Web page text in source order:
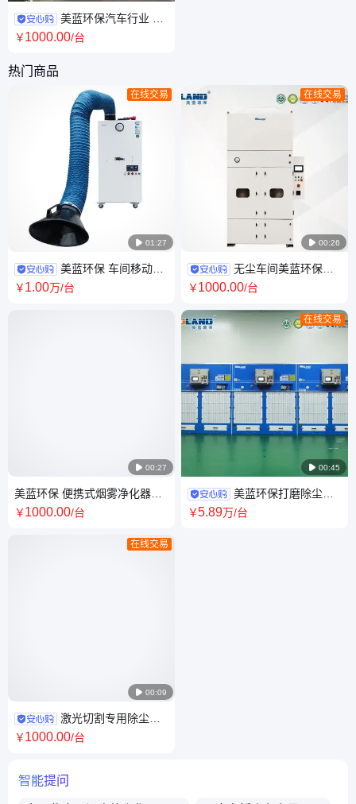
美蓝环保汽车行业 激
光切割 烟尘净化器-MLWF400
￥1000.00/台
热门商品
 01:27
在线交易
美蓝环保 车间移动式
焊烟净化器MLWF-120/200
￥1.00万/台
 00:27
美蓝环保 便携式烟雾净化器
MLWF50单工位人工焊接
￥1000.00/台
 00:09
在线交易
激光切割专用除尘器
碳钢材质 99.9%净化率 工业磨
￥1000.00/台
 00:26
在线交易
无尘车间美蓝环保烟
尘净化器-MLWF2000C吹吸式
￥1000.00/台
 00:45
在线交易
美蓝环保打磨除尘柜-
MLWF900较大工件抛光等
￥5.89万/台
智能提问